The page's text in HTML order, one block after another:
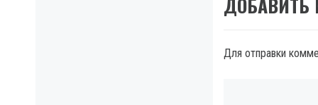
Для отправки